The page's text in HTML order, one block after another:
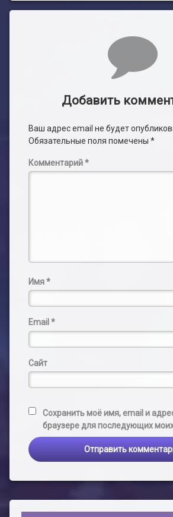
Добавить
Ваш адрес email не будет
Обязательные поля помечены *
Комментарий*
Имя*
Email *
Сайт
Сохранить моё имя, email и
браузере для последующих